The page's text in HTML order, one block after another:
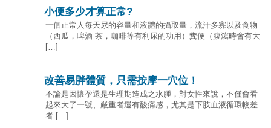
小便多少才算正常?
一個正常人每天尿的容量和液體的攝取量，流汗多寡以及食物
（西瓜，啤酒 茶，咖啡等有利尿的功用）糞便（腹瀉時會有大
[…]
改善易胖體質，只需按摩一穴位！
不論是因懷孕還是生理期造成之水腫，對女性來說，不僅會看
起來大了一號、嚴重者還有酸痛感，尤其是下肢血液循環較差
者 […]